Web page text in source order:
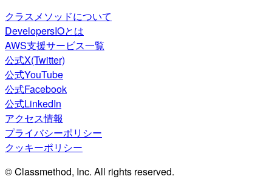
クラスメソッドについて
DevelopersIOとは
AWS支援サービス一覧
公式X(Twitter)
公式YouTube
公式Facebook
公式LinkedIn
アクセス情報
プライバシーポリシー
クッキーポリシー
© Classmethod, Inc. All rights reserved.